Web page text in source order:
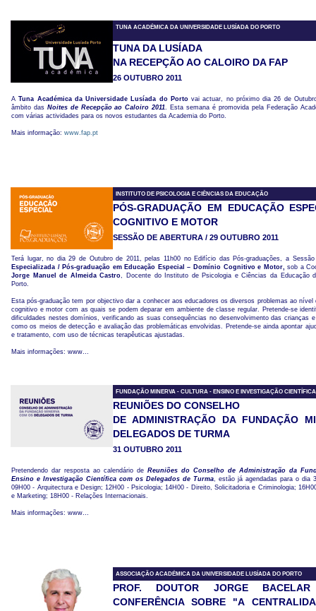
TUNA ACADÉMICA DA UNIVERSIDADE LUSÍADA DO PORTO
TUNA DA LUSÍADA
NA RECEPÇÃO AO CALOIRO DA FAP
26 OUTUBRO 2011
ATuna Académica da Universidade Lusíada do Portovai actuar, no próximo dia 26 de
âmbito das Noites de Recepção ao Caloiro 2011. Esta semana é promovida pela Federação
com várias actividades para os novos estudantes da Academia do Porto.
Mais informação: www.fap.pt
INSTITUTO DE PSICOLOGIA E CIÊNCIAS DA EDUCAÇÃO
PÓS-GRADUAÇÃO EM EDUCAÇÃO
COGNITIVO E MOTOR
SESSÃO DE ABERTURA / 29 OUTUBRO 2011
Terá lugar, no dia 29 de Outubro de 2011, pelas 11h00 no Edifício das Pós-graduações, a
Especializada / Pós-graduação em Educação Especial – Domínio Cognitivo e Motor,sob a
Jorge Manuel de Almeida Castro, Docente do Instituto de Psicologia e Ciências da Educação
Porto.
Esta pós-graduação tem por objectivo dar a conhecer aos educadores os diversos problemas ao
cognitivo e motor com as quais se podem deparar em ambiente de classe regular. Pretende-se
dificuldades nestes domínios, verificando as suas consequências no desenvolvimento das crianças
como os meios de detecção e avaliação das problemáticas envolvidas. Pretende-se ainda apontar
e tratamento, com uso de técnicas terapêuticas ajustadas.
Mais informações: www…
FUNDAÇÃO MINERVA - CULTURA - ENSINO E INVESTIGAÇÃO CIENTÍFICA
REUNIÕES DO CONSELHO
DE ADMINISTRAÇÃO DA FUNDAÇÃO
DELEGADOS DE TURMA
31 OUTUBRO 2011
Pretendendo dar resposta ao calendário de Reuniões do Conselho de Administração da
Ensino e Investigação Científica com os Delegados de Turma, estão já agendadas para o dia
09H00 - Arquitectura e Design; 12H00 - Psicologia; 14H00 - Direito, Solicitadoria e Criminologia;
e Marketing; 18H00 - Relações Internacionais.
Mais informações: www…
ASSOCIAÇÃO ACADÉMICA DA UNIVERSIDADE LUSÍADA DO PORTO
PROF. DOUTOR JORGE
CONFERÊNCIA SOBRE "A